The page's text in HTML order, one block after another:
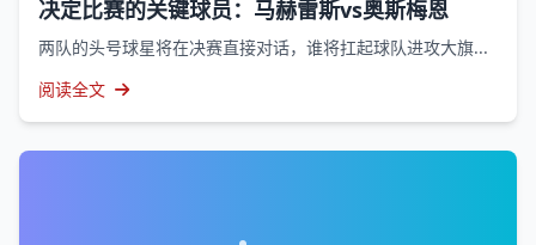
决定比赛的关键球员：马赫雷斯vs奥斯梅恩
两队的头号球星将在决赛直接对话，谁将扛起球队进攻大旗...
阅读全文